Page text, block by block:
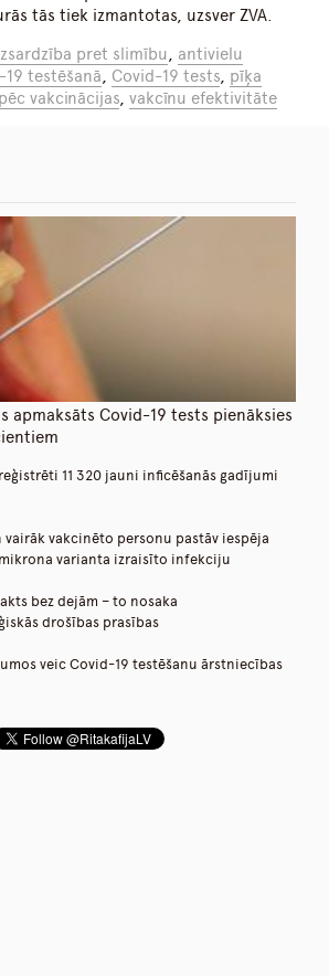
tās tiek izmantotas, uzsver ZVA.
pret slimību, antivielu
19 testēšanā, Covid-19 tests, pīķa
vakcinācijas,vakcīnu efektivitāte
apmaksāts Covid-19 tests pienāksies
11 320 jauni inficēšanās gadījumi
vairāk vakcinēto personu pastāv iespēja
varianta izraisīto infekciju
bez dejām – to nosaka
drošības prasības
veic Covid-19 testēšanu ārstniecības